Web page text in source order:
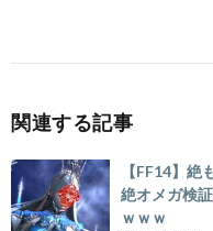
関連する記事
【FF14】絶
絶オメガ検
ｗｗｗ